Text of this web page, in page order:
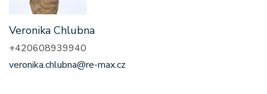
Veronika Chlubna
+420608939940
veronika.chlubna@re-max.cz